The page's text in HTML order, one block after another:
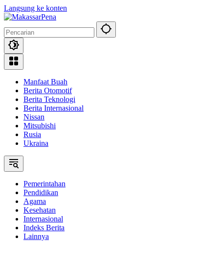
Langsung ke konten
Manfaat Buah
Berita Otomotif
Berita Teknologi
Berita Internasional
Nissan
Mitsubishi
Rusia
Ukraina
Pemerintahan
Pendidikan
Agama
Kesehatan
Internasional
Indeks Berita
Lainnya